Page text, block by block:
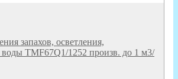
запахов, осветления,
воды TMF67Q1/1252 произв. до 1 м3/